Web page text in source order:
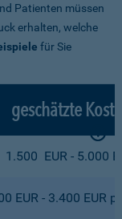
Patienten müssen
erhalten, welche
für Sie
geschätzte
1.500 EUR - 5.000
EUR - 3.400 EUR